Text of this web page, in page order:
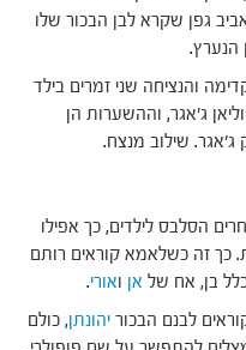
גפן שקרא לבן הבכור שלו
הנערץ.
והנציחה שני זמרים בילד
ג'אגר, וההשערות הן
ג'אגר. שילוב מנצח.
הסלבס לילדים, כך אפילו
כך זה כשלאמא קוראים רותם
בן, אח של אן ואורי.
לבנם הבכור יהונתן, כולם